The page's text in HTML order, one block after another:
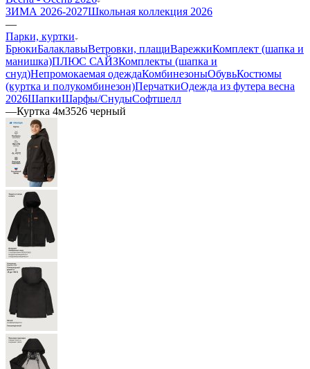
ЗИМА 2026-2027Школьная коллекция 2026
—
Парки, куртки
БрюкиБалаклавыВетровки, плащиВарежкиКомплект (шапка и
манишка)ПЛЮС САЙЗКомплекты (шапка и
снуд)Непромокаемая одеждаКомбинезоныОбувьКостюмы
(куртка и полукомбинезон)ПерчаткиОдежда из футера весна
2026ШапкиШарфы/СнудыСофтшелл
—Куртка 4м3526 черный